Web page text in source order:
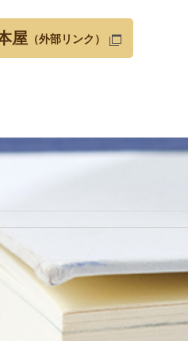
屋 （外部リンク）